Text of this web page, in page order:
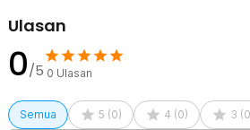
1 x BATHE PROJECT Kepala Shower Jet
Ulasan
0/5 0 Ulasan
Semua 5 (0) 4 (0) 3 (0